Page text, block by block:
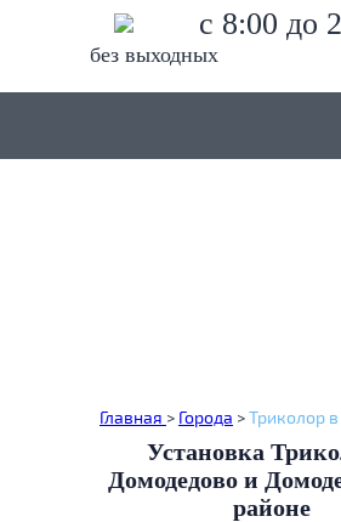
c 8:00 до
без выходных
Главная > Города >Триколор
Установка
Домодедово и
районе